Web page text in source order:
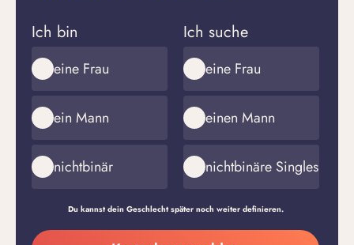
Ich bin
eine Frau
ein Mann
nichtbinär
Ich suche
eine Frau
einen Mann
nichtbinäre Singles
Du kannst dein Geschlecht später noch weiter definieren.
Meine